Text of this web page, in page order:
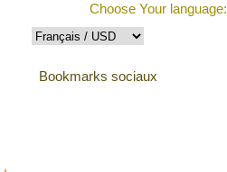
Choose Your language:
Bookmarks sociaux